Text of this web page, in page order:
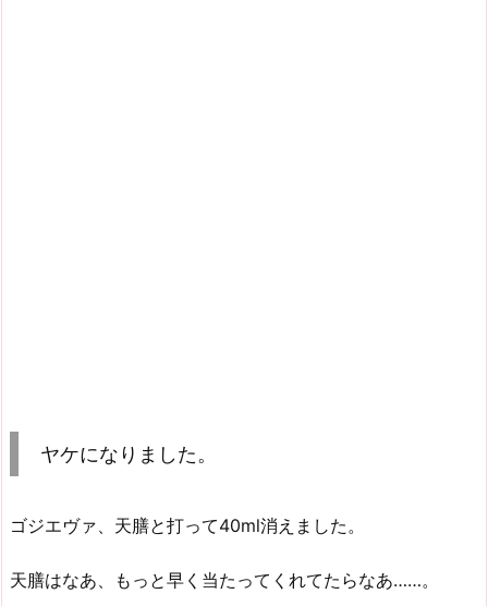
ヤケになりました。
ゴジエヴァ、天膳と打って40ml消えました。
天膳はなあ、もっと早く当たってくれてたらなあ……。